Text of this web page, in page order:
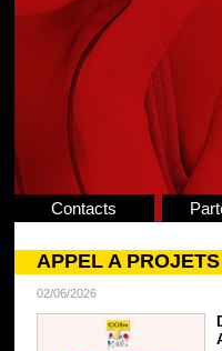
Contacts
APPEL A
02/06/2026